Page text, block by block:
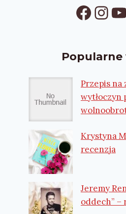
Popularne
Przepis
wytłoczyn
Krystyna
recenzja
Jeremy
oddech” –